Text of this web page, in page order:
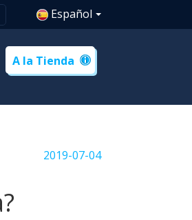
Español
A la Tienda
2019-07-04